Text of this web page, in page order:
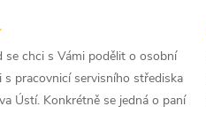
se chci s Vámi podělit o osobní
s pracovnicí servisního střediska
Ústí. Konkrétně se jedná o paní